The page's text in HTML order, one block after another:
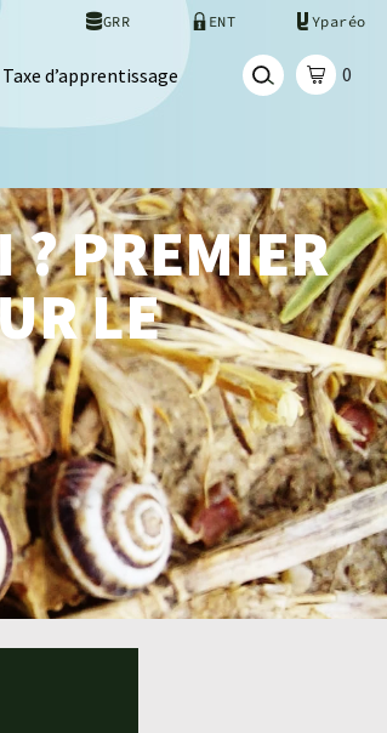
GRR ENT Yparéo
Taxe d’apprentissage
0
? PREMIER
LE